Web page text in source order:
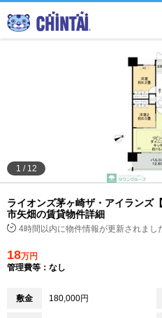
住
家
通
物
1 / 12
ライオンズ茅ヶ崎ザ・アイランズ
市矢畑の賃貸物件詳細
4時間以内に物件情報が更新されまし
18万円
管理費等：なし
敷金 180,000円